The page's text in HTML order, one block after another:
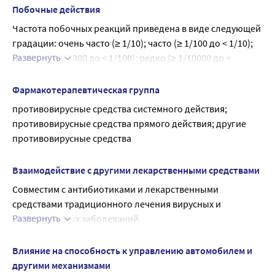
Препарат противопоказан детям до 7 лет (см. раздел
«Противопоказания»).
Безопасность и эффективность препарата Тилорон у
детей в возрасте от 0 до 7 лет не установлены. Данные
Побочные действия
Частота побочных реакций приведена в виде следующей
градации: очень часто (≥ 1/10); часто (≥ 1/100 до < 1/10);
нечасто (≥ 1/1000 до < 1/100); редко (≥ 1/10000 до <
может быть оценена на основе имеющихся данных).
Частота неизвестна: аллергические реакции.
Желудочно-кишечные нарушения
Частота неизвестна: диспепсические явления.
Частота неизвестна: кратковременный озноб.
Если любые из указанных в инструкции побочных
эффектов усугубляются, или Вы заметили любые другие
побочные эффекты, не указанные в инструкции,
Развернуть
Фармакотерапевтическая группа
противовирусные средства системного действия;
противовирусные средства прямого действия; другие
противовирусные средства
Взаимодействие с другими лекарственными средствами
Совместим с антибиотиками и лекарственными
средствами традиционного лечения вирусных и
бактериальных заболеваний.
антибиотиками, средствами традиционного лечения
вирусных и бактериальных заболеваний не выявлено.
Развернуть
Влияние на способность к управлению автомобилем и
другими механизмами